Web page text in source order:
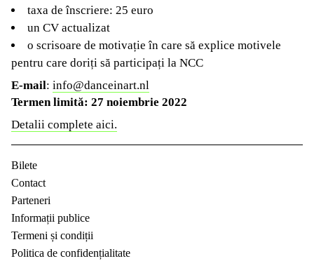
taxa de înscriere: 25 euro
un CV actualizat
o scrisoare de motivație în care să explice motivele
pentru care doriți să participați la NCC
E-mail: info@danceinart.nl
Termen limită: 27 noiembrie 2022
Detalii complete aici.
Bilete
Contact
Parteneri
Informații publice
Termeni și condiții
Politica de confidențialitate